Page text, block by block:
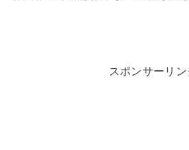
スポンサーリン